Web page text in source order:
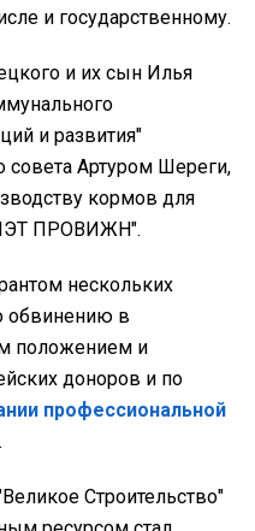
и государственному.
и их сын Илья
и развития"
совета Артуром Шереги,
кормов для
ПРОВИЖН".
нескольких
обвинению в
положением и
доноров и по
профессиональной
Строительство"